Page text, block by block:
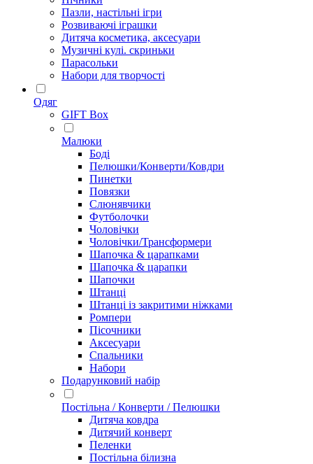
Пазли, настільні ігри
Розвиваючі іграшки
Дитяча косметика, аксесуари
Музичні кулі. скриньки
Парасольки
Набори для творчості
Одяг
GIFT Box
Малюки
Боді
Пелюшки/Конверти/Ковдри
Пинетки
Повязки
Слюнявчики
Футболочки
Чоловічки
Чоловічки/Трансформери
Шапочка & царапками
Шапочка & царапки
Шапочки
Штанці
Штанці із закритими ніжками
Ромпери
Пісочники
Аксесуари
Спальники
Набори
Подарунковий набір
Постільна / Конверти / Пелюшки
Дитяча ковдра
Дитячий конверт
Пеленки
Постільна білизна